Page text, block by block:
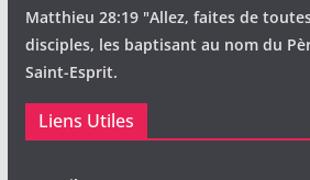
Matthieu 28:19 "Allez, faites de
disciples, les baptisant au nom du
Saint-Esprit.
Liens Utiles